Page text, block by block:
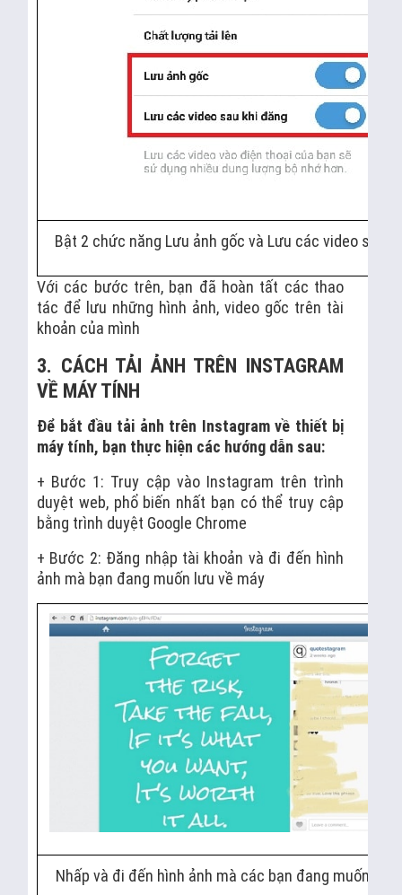
Bật 2 chức năng Lưu ảnh gốc và Lưu các video sau
Với các bước trên, bạn đã hoàn tất các thao
tác để lưu những hình ảnh, video gốc trên tài
khoản của mình
3. CÁCH TẢI ẢNH TRÊN INSTAGRAM
VỀ MÁY TÍNH
Để bắt đầu tải ảnh trên Instagram về thiết bị
máy tính, bạn thực hiện các hướng dẫn sau:
+ Bước 1: Truy cập vào Instagram trên trình
duyệt web, phổ biến nhất bạn có thể truy cập
bằng trình duyệt Google Chrome
+ Bước 2: Đăng nhập tài khoản và đi đến hình
ảnh mà bạn đang muốn lưu về máy
Nhấp và đi đến hình ảnh mà các bạn đang muốn tải,